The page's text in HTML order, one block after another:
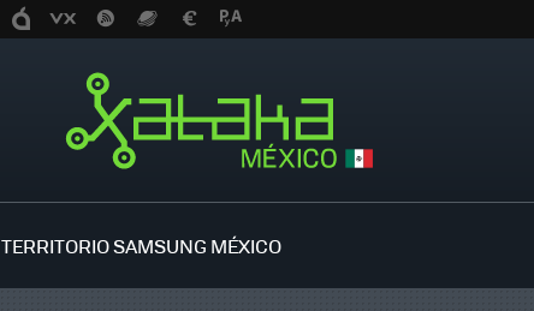
TERRITORIO SAMSUNG MÉXICO